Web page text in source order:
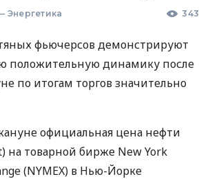
Энергетика 343
фьючерсов демонстрируют
положительную динамику после
по итогам торгов значительно
официальная цена нефти
на товарной бирже New York
(NYMEX) в Нью-Йорке